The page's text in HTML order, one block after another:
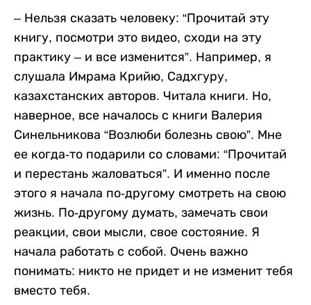
– Нельзя сказать человеку: “Прочитай эту
книгу, посмотри это видео, сходи на эту
практику – и все изменится”. Например, я
слушала Имрама Крийю, Садхгуру,
казахстанских авторов. Читала книги. Но,
наверное, все началось с книги Валерия
Синельникова “Возлюби болезнь свою”. Мне
ее когда-то подарили со словами: “Прочитай
и перестань жаловаться”. И именно после
этого я начала по-другому смотреть на свою
жизнь. По-другому думать, замечать свои
реакции, свои мысли, свое состояние. Я
начала работать с собой. Очень важно
понимать: никто не придет и не изменит тебя
вместо тебя.